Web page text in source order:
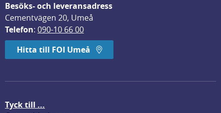
Besöks- och leveransadress
Cementvägen 20, Umeå
Telefon: 090-10 66 00
Hitta till FOI Umeå
Tyck till ...